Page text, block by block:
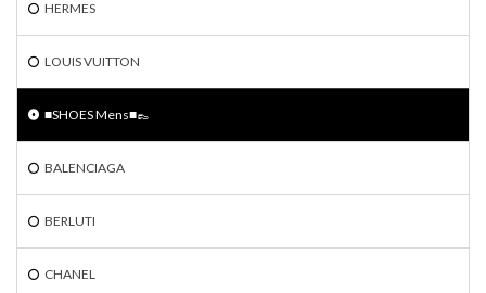
HERMES
LOUIS VUITTON
■SHOES Mens■👞
BALENCIAGA
BERLUTI
CHANEL